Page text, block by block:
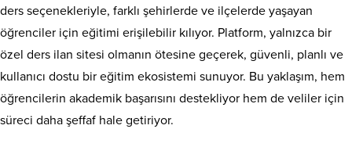
ders seçenekleriyle, farklı şehirlerde ve ilçelerde yaşayan
öğrenciler için eğitimi erişilebilir kılıyor. Platform, yalnızca bir
özel ders ilan sitesi olmanın ötesine geçerek, güvenli, planlı ve
kullanıcı dostu bir eğitim ekosistemi sunuyor. Bu yaklaşım, hem
öğrencilerin akademik başarısını destekliyor hem de veliler için
süreci daha şeffaf hale getiriyor.